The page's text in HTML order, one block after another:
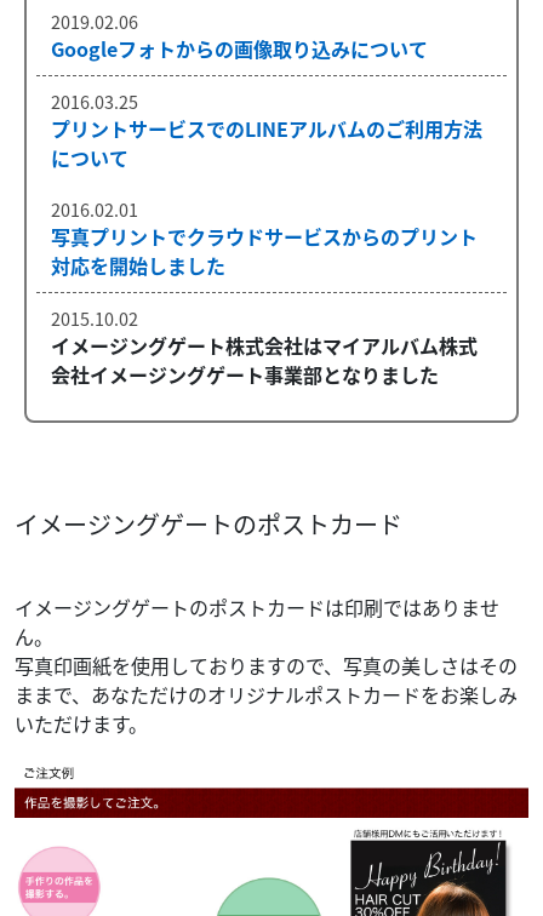
2019.02.06
Googleフォトからの画像取り込みについて
2016.03.25
プリントサービスでのLINEアルバムのご利用方法
について
2016.02.01
写真プリントでクラウドサービスからのプリント
対応を開始しました
2015.10.02
イメージングゲート株式会社はマイアルバム株式
会社イメージングゲート事業部となりました
イメージングゲートのポストカード
イメージングゲートのポストカードは印刷ではありませ
ん。
写真印画紙を使用しておりますので、写真の美しさはその
ままで、あなただけのオリジナルポストカードをお楽しみ
いただけます。